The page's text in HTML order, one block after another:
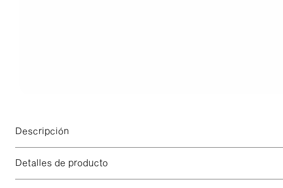
Descripción
Detalles de producto